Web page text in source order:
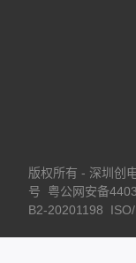
版权所有 - 深圳创
号
粤公网安备
B2-20201198